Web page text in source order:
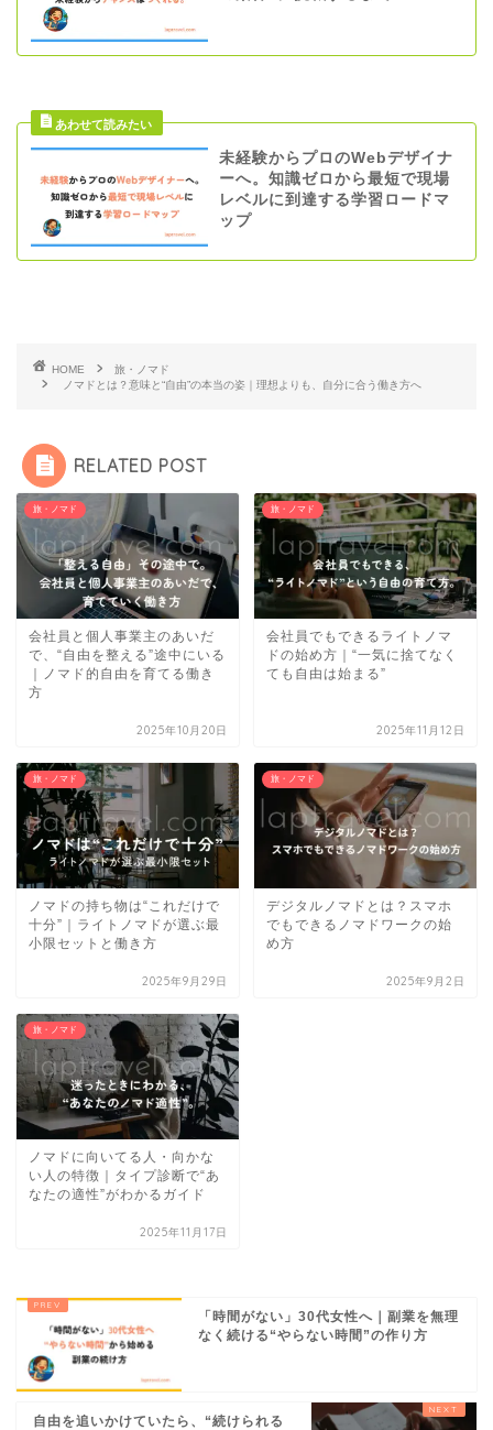
未経験からプロのWebデザイナ
ーへ。知識ゼロから最短で現場
レベルに到達する学習ロードマ
ップ
HOME
旅・ノマド
ノマドとは？意味と“自由”の本当の姿｜理想よりも、自分に合う働き方へ
RELATED POST
旅・ノマド
会社員と個人事業主のあいだ
で、“自由を整える”途中にいる
｜ノマド的自由を育てる働き
方
2025年10月20日
旅・ノマド
会社員でもできるライトノマ
ドの始め方｜“一気に捨てなく
ても自由は始まる”
2025年11月12日
旅・ノマド
ノマドの持ち物は“これだけで
十分”｜ライトノマドが選ぶ最
小限セットと働き方
2025年9月29日
旅・ノマド
デジタルノマドとは？スマホ
でもできるノマドワークの始
め方
2025年9月2日
旅・ノマド
ノマドに向いてる人・向かな
い人の特徴｜タイプ診断で“あ
なたの適性”がわかるガイド
2025年11月17日
「時間がない」30代女性へ｜副業を無理
なく続ける“やらない時間”の作り方
自由を追いかけていたら、“続けられる